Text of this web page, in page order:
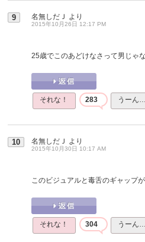
9 名無しだＪ より
2015年10月26日 12:17 PM
25歳でこのあどけなさって男じゃ
それな！ 283 うーん…
10 名無しだＪ より
2015年10月30日 10:17 AM
このビジュアルと毒舌のギャップ
それな！ 304 うーん…